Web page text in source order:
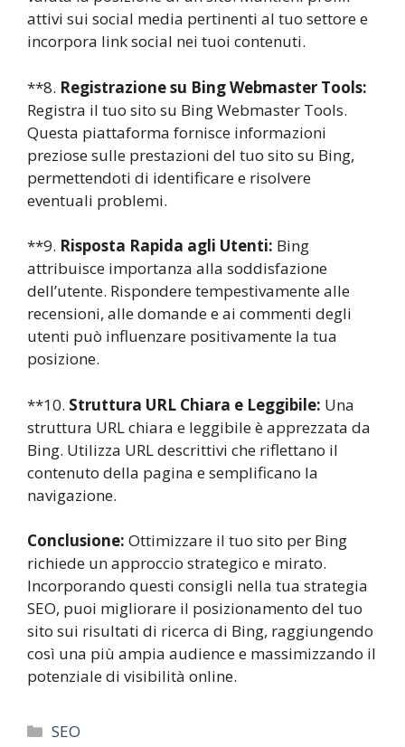
attivi sui social media pertinenti al tuo settore e
incorpora link social nei tuoi contenuti.
**8. Registrazione su Bing Webmaster Tools:
Registra il tuo sito su Bing Webmaster Tools.
Questa piattaforma fornisce informazioni
preziose sulle prestazioni del tuo sito su Bing,
permettendoti di identificare e risolvere
eventuali problemi.
**9. Risposta Rapida agli Utenti: Bing
attribuisce importanza alla soddisfazione
dell’utente. Rispondere tempestivamente alle
recensioni, alle domande e ai commenti degli
utenti può influenzare positivamente la tua
posizione.
**10. Struttura URL Chiara e Leggibile: Una
struttura URL chiara e leggibile è apprezzata da
Bing. Utilizza URL descrittivi che riflettano il
contenuto della pagina e semplificano la
navigazione.
Conclusione: Ottimizzare il tuo sito per Bing
richiede un approccio strategico e mirato.
Incorporando questi consigli nella tua strategia
SEO, puoi migliorare il posizionamento del tuo
sito sui risultati di ricerca di Bing, raggiungendo
così una più ampia audience e massimizzando il
potenziale di visibilità online.
Categorie
SEO